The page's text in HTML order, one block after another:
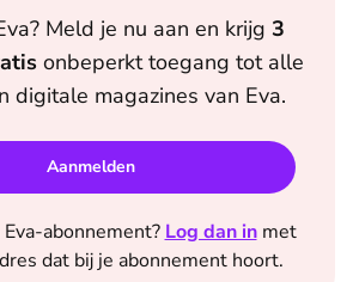
? Meld je nu aan en krijg 3
onbeperkt toegang tot alle
digitale magazines van Eva.
Aanmelden
Eva-abonnement? Log dan in met
dat bij je abonnement hoort.